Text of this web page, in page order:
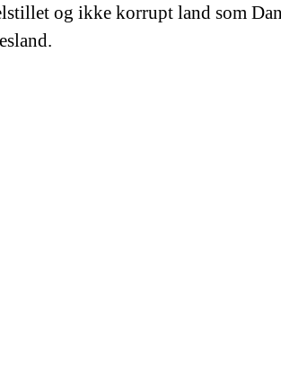
og ikke korrupt land som